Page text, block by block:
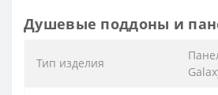
Душевые поддоны и
Тип изделия